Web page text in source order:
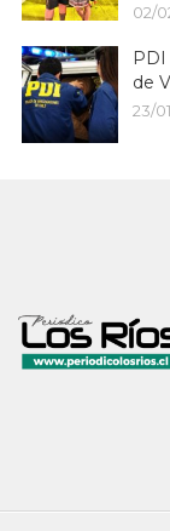
02/
de
23/